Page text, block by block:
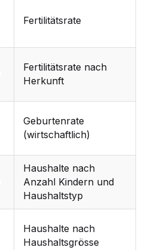
Fertilitätsrate
Fertilitätsrate nach
Herkunft
Geburtenrate
(wirtschaftlich)
Haushalte nach
Anzahl Kindern und
Haushaltstyp
Haushalte nach
Haushaltsgrösse